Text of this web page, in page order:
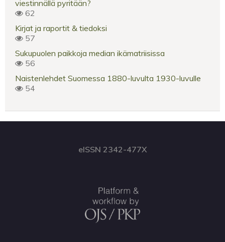
viestinnällä pyritään?
62
Kirjat ja raportit & tiedoksi
57
Sukupuolen paikkoja median ikämatriisissa
56
Naistenlehdet Suomessa 1880-luvulta 1930-luvulle
54
eISSN 2342-477X